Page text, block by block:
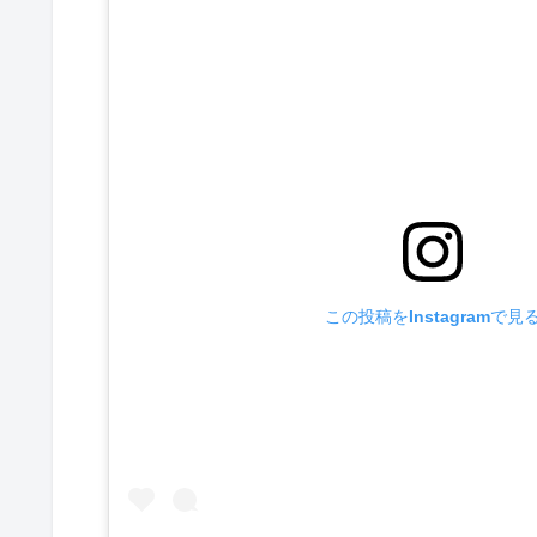
この投稿をInstagramで見